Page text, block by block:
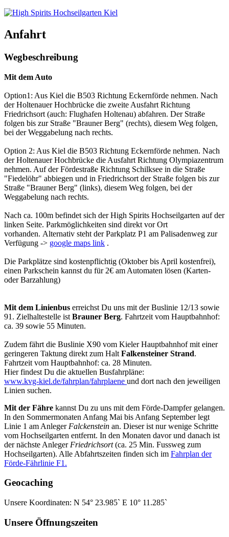
Anfahrt
Wegbeschreibung
Mit dem Auto
Option1: Aus Kiel die B503 Richtung Eckernförde nehmen. Nach
der Holtenauer Hochbrücke die zweite Ausfahrt Richtung
Friedrichsort (auch: Flughafen Holtenau) abfahren. Der Straße
folgen bis zur Straße "Brauner Berg" (rechts), diesem Weg folgen,
bei der Weggabelung nach rechts.
Option 2: Aus Kiel die B503 Richtung Eckernförde nehmen. Nach
der Holtenauer Hochbrücke die Ausfahrt Richtung Olympiazentrum
nehmen. Auf der Fördestraße Richtung Schilksee in die Straße
"Fiedelöhr" abbiegen und in Friedrichsort der Straße folgen bis zur
Straße "Brauner Berg" (links), diesem Weg folgen, bei der
Weggabelung nach rechts.
Nach ca. 100m befindet sich der High Spirits Hochseilgarten auf der
linken Seite. Parkmöglichkeiten sind direkt vor Ort
vorhanden. Alternativ steht der Parkplatz P1 am Palisadenweg zur
Verfügung -> google maps link .
Die Parkplätze sind kostenpflichtig (Oktober bis April kostenfrei),
einen Parkschein kannst du für 2€ am Automaten lösen (Karten-
oder Barzahlung)
Mit dem Linienbus erreichst Du uns mit der Buslinie 12/13 sowie
91. Zielhaltestelle ist Brauner Berg. Fahrtzeit vom Hauptbahnhof:
ca. 39 sowie 55 Minuten.
Zudem fährt die Buslinie X90 vom Kieler Hauptbahnhof mit einer
geringeren Taktung direkt zum Halt Falkensteiner Strand.
Fahrtzeit vom Hauptbahnhof: ca. 28 Minuten.
Hier findest Du die aktuellen Busfahrpläne:
www.kvg-kiel.de/fahrplan/fahrplaene und dort nach den jeweiligen
Linien suchen.
Mit der Fähre kannst Du zu uns mit dem Förde-Dampfer gelangen.
In den Sommermonaten Anfang Mai bis Anfang September legt
Linie 1 am Anleger Falckenstein an. Dieser ist nur wenige Schritte
vom Hochseilgarten entfernt. In den Monaten davor und danach ist
der nächste Anleger Friedrichsort(ca. 25 Min. Fussweg zum
Hochseilgarten). Alle Abfahrtszeiten finden sich im Fahrplan der
Förde-Fährlinie F1.
Geocaching
Unsere Koordinaten: N 54° 23.985` E 10° 11.285`
Unsere Öffnungszeiten